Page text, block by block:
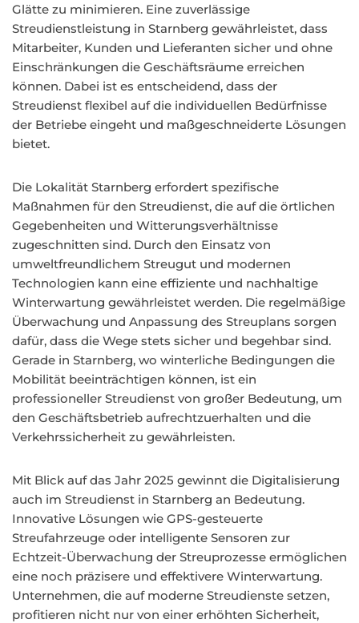
Glätte zu minimieren. Eine zuverlässige
Streudienstleistung in Starnberg gewährleistet, dass
Mitarbeiter, Kunden und Lieferanten sicher und ohne
Einschränkungen die Geschäftsräume erreichen
können. Dabei ist es entscheidend, dass der
Streudienst flexibel auf die individuellen Bedürfnisse
der Betriebe eingeht und maßgeschneiderte Lösungen
bietet.
Die Lokalität Starnberg erfordert spezifische
Maßnahmen für den Streudienst, die auf die örtlichen
Gegebenheiten und Witterungsverhältnisse
zugeschnitten sind. Durch den Einsatz von
umweltfreundlichem Streugut und modernen
Technologien kann eine effiziente und nachhaltige
Winterwartung gewährleistet werden. Die regelmäßige
Überwachung und Anpassung des Streuplans sorgen
dafür, dass die Wege stets sicher und begehbar sind.
Gerade in Starnberg, wo winterliche Bedingungen die
Mobilität beeinträchtigen können, ist ein
professioneller Streudienst von großer Bedeutung, um
den Geschäftsbetrieb aufrechtzuerhalten und die
Verkehrssicherheit zu gewährleisten.
Mit Blick auf das Jahr 2025 gewinnt die Digitalisierung
auch im Streudienst in Starnberg an Bedeutung.
Innovative Lösungen wie GPS-gesteuerte
Streufahrzeuge oder intelligente Sensoren zur
Echtzeit-Überwachung der Streuprozesse ermöglichen
eine noch präzisere und effektivere Winterwartung.
Unternehmen, die auf moderne Streudienste setzen,
profitieren nicht nur von einer erhöhten Sicherheit,